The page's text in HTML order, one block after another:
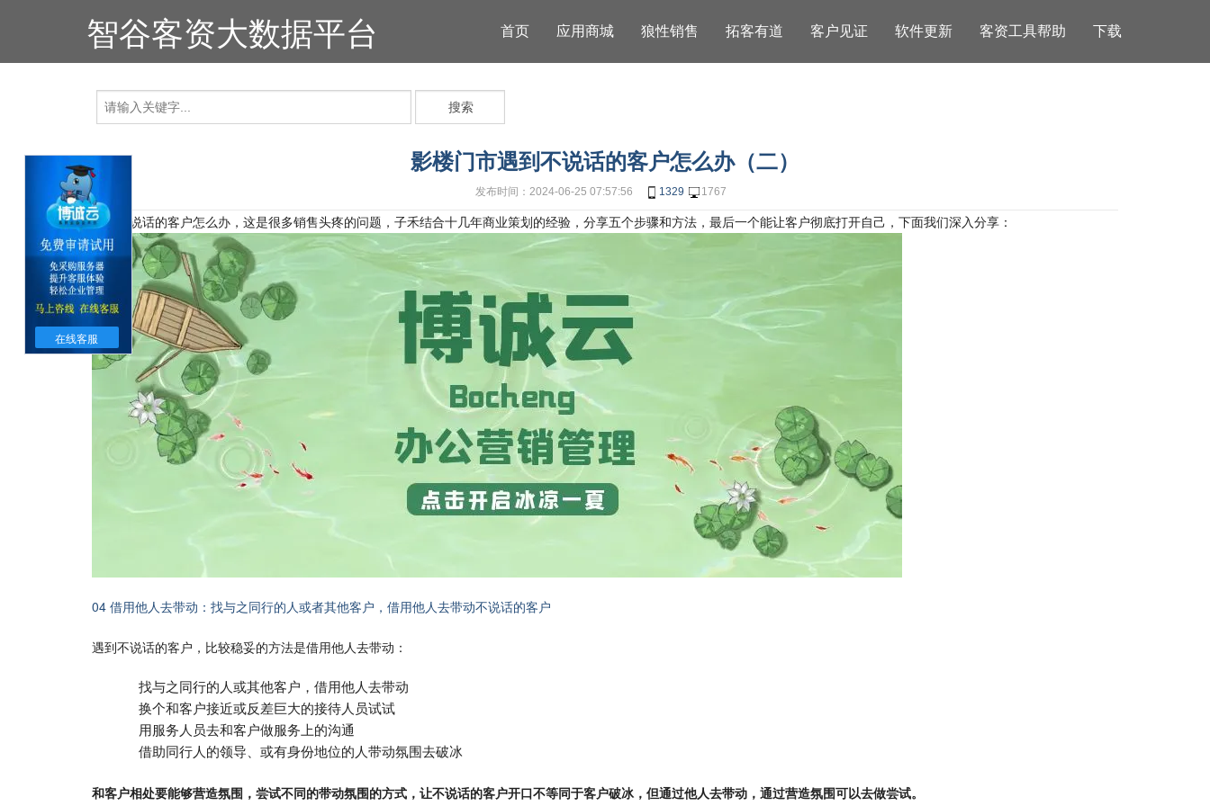
在线客服
智谷客资大数据平台 首页 应用商城 狼性销售 拓客有道 客户见证 软件更新 客资工具帮助 下载
搜索
影楼门市遇到不说话的客户怎么办（二）
发布时间：2024-06-25 07:57:56 1329 1767
遇到不说话的客户怎么办，这是很多销售头疼的问题，子禾结合十几年商业策划的经验，分享五个步骤和方法，最后一个能让客户彻底打开自己，下面我们深入分享：
04 借用他人去带动：找与之同行的人或者其他客户，借用他人去带动不说话的客户
遇到不说话的客户，比较稳妥的方法是借用他人去带动：
找与之同行的人或其他客户，借用他人去带动
换个和客户接近或反差巨大的接待人员试试
用服务人员去和客户做服务上的沟通
借助同行人的领导、或有身份地位的人带动氛围去破冰
和客户相处要能够营造氛围，尝试不同的带动氛围的方式，让不说话的客户开口不等同于客户破冰，但通过他人去带动，通过营造氛围可以去做尝试。